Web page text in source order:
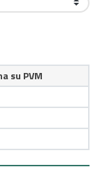
su PVM